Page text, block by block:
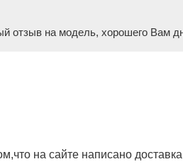
отзыв на модель, хорошего Вам
на сайте написано